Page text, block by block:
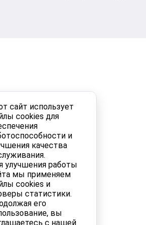
сайт использует
cookies для
и
качества
улучшения работы
мы применяем
cookies и
статистики.
его
вы
с нашей